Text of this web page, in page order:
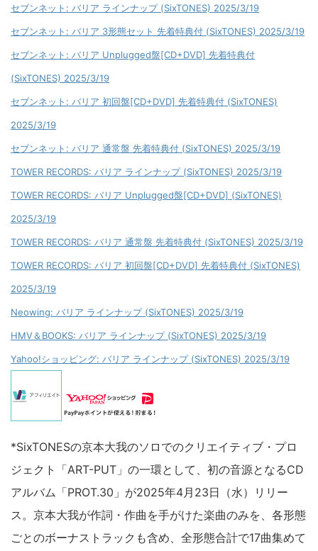
セブンネット: バリア ラインナップ (SixTONES) 2025/3/19
セブンネット: バリア 3形態セット 先着特典付 (SixTONES) 2025/3/19
セブンネット: バリア Unplugged盤[CD+DVD] 先着特典付
(SixTONES) 2025/3/19
セブンネット: バリア 初回盤[CD+DVD] 先着特典付 (SixTONES)
2025/3/19
セブンネット: バリア 通常盤 先着特典付 (SixTONES) 2025/3/19
TOWER RECORDS: バリア ラインナップ (SixTONES) 2025/3/19
TOWER RECORDS: バリア Unplugged盤[CD+DVD] (SixTONES)
2025/3/19
TOWER RECORDS: バリア 通常盤 先着特典付 (SixTONES) 2025/3/19
TOWER RECORDS: バリア 初回盤[CD+DVD] 先着特典付 (SixTONES)
2025/3/19
Neowing: バリア ラインナップ (SixTONES) 2025/3/19
HMV＆BOOKS: バリア ラインナップ (SixTONES) 2025/3/19
Yahoo!ショッピング: バリア ラインナップ (SixTONES) 2025/3/19
*SixTONESの京本大我のソロでのクリエイティブ・プロ
ジェクト「ART-PUT」の一環として、初の音源となるCD
アルバム「PROT.30」が2025年4月23日（水）リリー
ス。京本大我が作詞・作曲を手がけた楽曲のみを、各形態
ごとのボーナストラックも含め、全形態合計で17曲集めて